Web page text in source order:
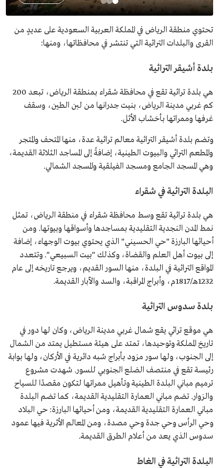
تحتوي منطقة الرياض في المملكة العربية السعودية على عديدٍ من
القرى والبلدات التراثية التي تنتشر في محافظاتها، ومنها:
بلدة أشيقر التراثية
هي بلدة تراثية تقع في محافظة شقراء بمنطقة الرياض، تبعد 200
كم غربي مدينة الرياض، بنيت جدرانها من لبن الطين، وسقف
غرفها وممراتها بأخشاب الأثل.
وتضم بلدة أشيقر التراثية معالم تراثية عدة، منها المتحف والمتجر
والمطعم التراثي والبيوت الطينية، إضافةً إلى المساجد الثلاثة القديمة،
وهي المسجد الجامع ومسجد الفيلقية والمسجد الشمالي.
البلدة التراثية في شقراء
هي بلدة تراثية تقع وسط محافظة شقراء في منطقة الرياض، تمثل
نمط المدن النجدية التقليدية بمساجدها وأسواقها وبيوتها. ومن
أحيائها البارزة "حي الحسيني" الذي يحتوي بيوت الوجهاء، إضافة
إلى بيوت أهل العلم والقضاة، وكذلك "بيت السبيعي". وتتعدد
المواقع التراثية في البلدة، منها السور القديم، ويرجع تاريخه إلى عام
1232هـ/1817م، وأبراج المراقبة، والسد والآبار القديمة.
بلدة سدوس التراثية
هي موقع تراثي يقع شمال غربي مدينة الرياض، وكان لها دور في
تاريخ المملكة وتوحيدها، تمتد على هيئة مستطيل يمتد من الشمال
إلى الجنوب، ولها سور مزود بأبراج شبه دائرية في الأركان، ولها بوابة
رئيسة تقع في منتصف الضلع الجنوبي للسور. شهدت مشروع
ترميم مباني البلدة الطينية وتأهيل ممراتها لتكون مقصدًا للسياح
والزوار. تضم مباني العمارة التقليدية القديمة، كما تضم البلدة
مباني العمارة التقليدية القديمة، ومن أحيائها البارزة: حي البلاد
وحي الرأس وحي جدة وحي مصدة، ومن المعالم الأثرية فيها عمود
سدوس الذي يعد من أعلام الطرق القديمة.
البلدة التراثية في الغاط